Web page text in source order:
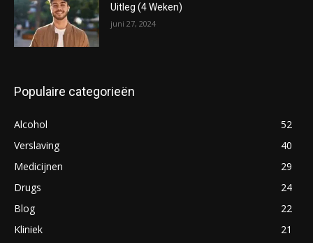
Uitleg (4 Weken)
juni 27, 2024
Populaire categorieën
Alcohol
52
Verslaving
40
Medicijnen
29
Drugs
24
Blog
22
Kliniek
21